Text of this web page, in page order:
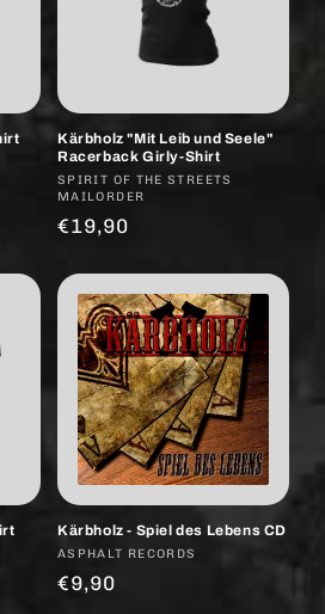
Kärbholz "Mit Leib und Seele"
Racerback Girly-Shirt
Anbieter:
SPIRIT OF THE STREETS
MAILORDER
Normaler
€19,90
Kärbholz - Spiel des Lebens CD
Anbieter:
ASPHALT RECORDS
Normaler
€9,90